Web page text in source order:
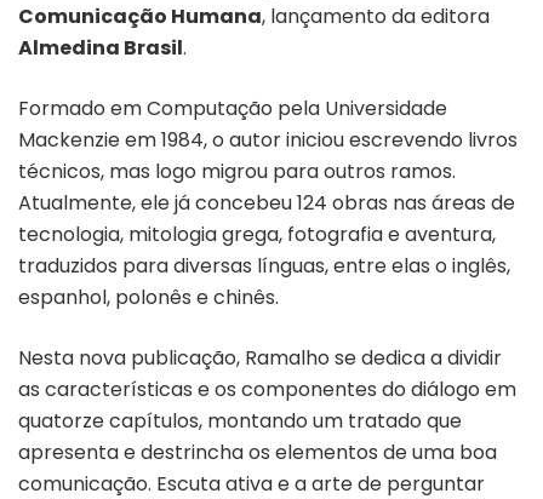
Comunicação Humana, lançamento da editora
Almedina Brasil.
Formado em Computação pela Universidade
Mackenzie em 1984, o autor iniciou escrevendo livros
técnicos, mas logo migrou para outros ramos.
Atualmente, ele já concebeu 124 obras nas áreas de
tecnologia, mitologia grega, fotografia e aventura,
traduzidos para diversas línguas, entre elas o inglês,
espanhol, polonês e chinês.
Nesta nova publicação, Ramalho se dedica a dividir
as características e os componentes do diálogo em
quatorze capítulos, montando um tratado que
apresenta e destrincha os elementos de uma boa
comunicação. Escuta ativa e a arte de perguntar